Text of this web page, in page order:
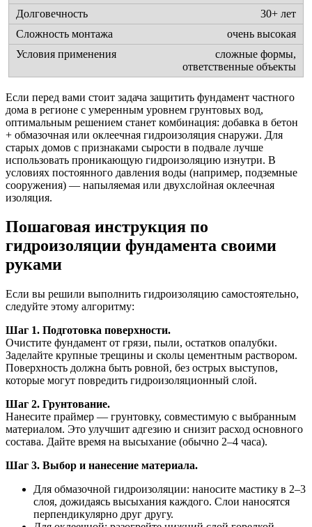
30+ лет
очень высокая
сложные формы,
ответственные объекты
Если перед вами стоит задача защитить фундамент частного
дома в регионе с умеренным уровнем грунтовых вод,
оптимальным решением станет комбинация: добавка в бетон
+ обмазочная или оклеечная гидроизоляция снаружи. Для
старых домов с признаками сырости в подвале лучше
использовать проникающую гидроизоляцию изнутри. В
условиях постоянного давления воды (например, подземные
сооружения) — напыляемая или двухслойная оклеечная
изоляция.
Пошаговая инструкция по
гидроизоляции фундамента своими
руками
Если вы решили выполнить гидроизоляцию самостоятельно,
следуйте этому алгоритму:
Шаг 1. Подготовка поверхности.
Очистите фундамент от грязи, пыли, остатков опалубки.
Заделайте крупные трещины и сколы цементным раствором.
Поверхность должна быть ровной, без острых выступов,
которые могут повредить гидроизоляционный слой.
Шаг 2. Грунтование.
Нанесите праймер — грунтовку, совместимую с выбранным
материалом. Это улучшит адгезию и снизит расход основного
состава. Дайте время на высыхание (обычно 2–4 часа).
Шаг 3. Выбор и нанесение материала.
Для обмазочной гидроизоляции: наносите мастику в 2–3
слоя, дожидаясь высыхания каждого. Слои наносятся
перпендикулярно друг другу.